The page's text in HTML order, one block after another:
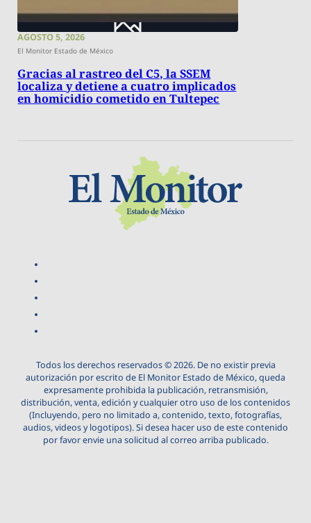
AGOSTO 5, 2026
El Monitor Estado de México
Gracias al rastreo del C5, la SSEM
localiza y detiene a cuatro implicados
en homicidio cometido en Tultepec
Todos los derechos reservados © 2026. De no existir previa
autorización por escrito de El Monitor Estado de México, queda
expresamente prohibida la publicación, retransmisión,
distribución, venta, edición y cualquier otro uso de los contenidos
(Incluyendo, pero no limitado a, contenido, texto, fotografías,
audios, videos y logotipos). Si desea hacer uso de este contenido
por favor envie una solicitud al correo arriba publicado.